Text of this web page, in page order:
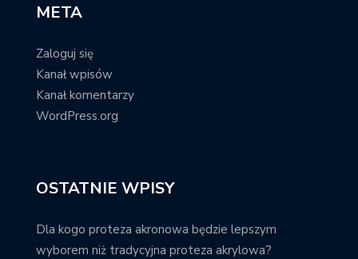
META
Zaloguj się
Kanał wpisów
Kanał komentarzy
WordPress.org
OSTATNIE WPISY
Dla kogo proteza akronowa będzie lepszym
wyborem niż tradycyjna proteza akrylowa?